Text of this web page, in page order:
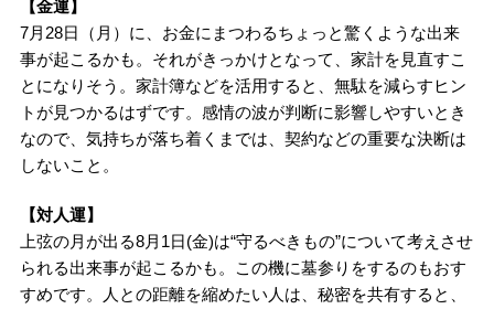
【金運】
7月28日（月）に、お金にまつわるちょっと驚くような出来
事が起こるかも。それがきっかけとなって、家計を見直すこ
とになりそう。家計簿などを活用すると、無駄を減らすヒン
トが見つかるはずです。感情の波が判断に影響しやすいとき
なので、気持ちが落ち着くまでは、契約などの重要な決断は
しないこと。
【対人運】
上弦の月が出る8月1日(金)は“守るべきもの”について考えさせ
られる出来事が起こるかも。この機に墓参りをするのもおす
すめです。人との距離を縮めたい人は、秘密を共有すると、